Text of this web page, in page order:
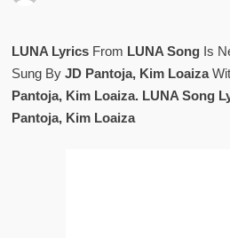
LUNA LyricsFrom LUNA SongIs
Sung By JD Pantoja, Kim Loaiza
Pantoja, Kim Loaiza. LUNA Song
Pantoja, Kim Loaiza